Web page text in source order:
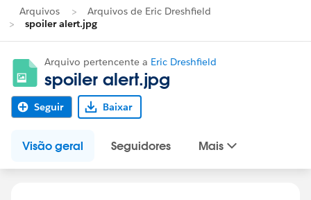
Arquivos
Arquivos de Eric Dreshfield
spoiler alert.jpg
Arquivo pertencente a Eric Dreshfield
spoiler alert.jpg
Seguir Baixar
Visão geral Seguidores Mais